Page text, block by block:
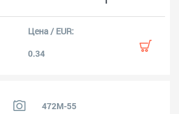
0.34
472M-55